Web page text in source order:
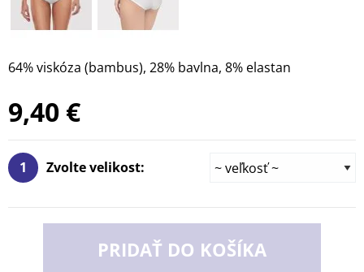
64% viskóza (bambus), 28% bavlna, 8% elastan
9,40 €
1 Zvolte velikost:
PRIDAŤ DO KOŠÍKA